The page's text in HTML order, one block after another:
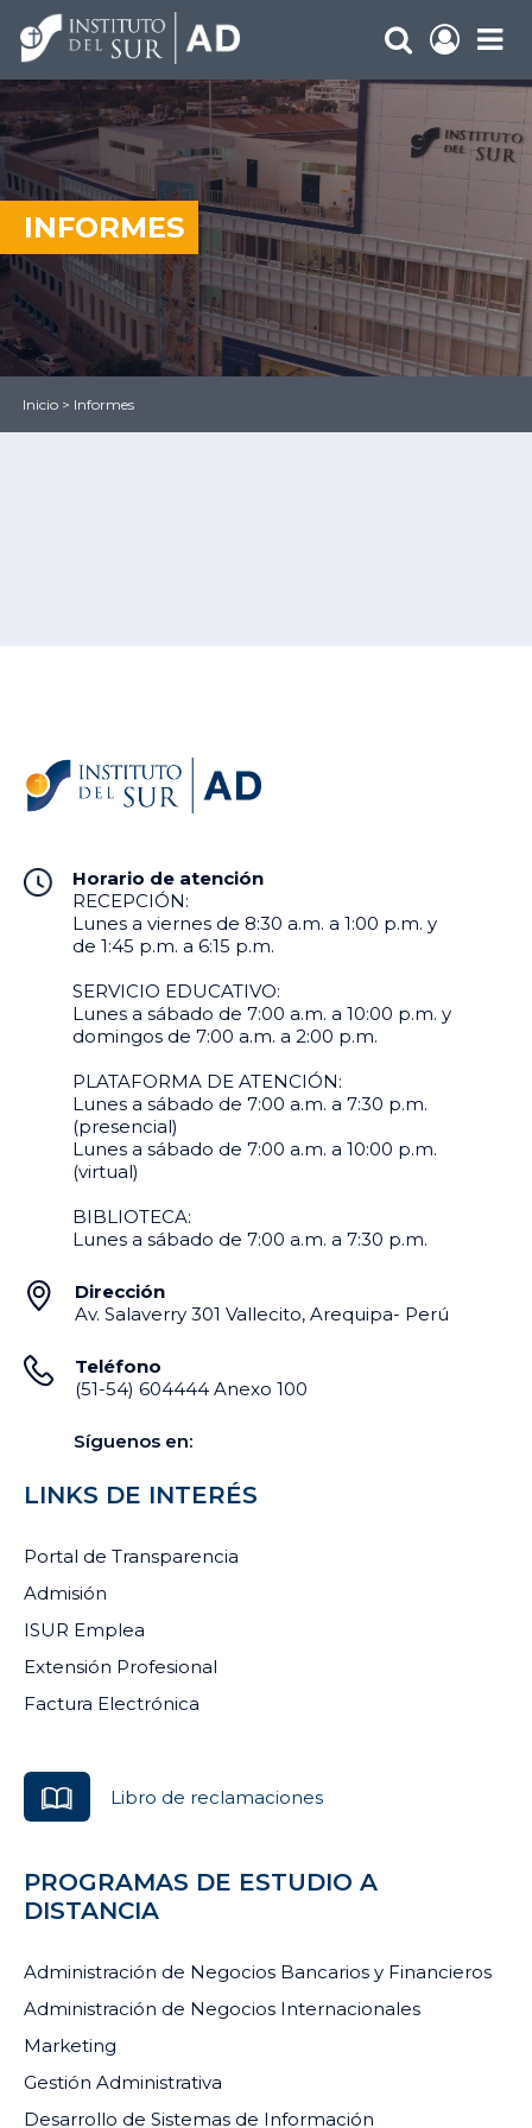
INFORMES
Inicio > Informes
Horario de atención
RECEPCIÓN:
Lunes a viernes de 8:30 a.m. a 1:00 p.m. y
de 1:45 p.m. a 6:15 p.m.
SERVICIO EDUCATIVO:
Lunes a sábado de 7:00 a.m. a 10:00 p.m. y
domingos de 7:00 a.m. a 2:00 p.m.
PLATAFORMA DE ATENCIÓN:
Lunes a sábado de 7:00 a.m. a 7:30 p.m.
(presencial)
Lunes a sábado de 7:00 a.m. a 10:00 p.m.
(virtual)
BIBLIOTECA:
Lunes a sábado de 7:00 a.m. a 7:30 p.m.
Dirección
Av. Salaverry 301 Vallecito, Arequipa- Perú
Teléfono
(51-54) 604444 Anexo 100
Síguenos en:
LINKS DE INTERÉS
Portal de Transparencia
Admisión
ISUR Emplea
Extensión Profesional
Factura Electrónica
Libro de reclamaciones
PROGRAMAS DE ESTUDIO A
DISTANCIA
Administración de Negocios Bancarios y Financieros
Administración de Negocios Internacionales
Marketing
Gestión Administrativa
Desarrollo de Sistemas de Información